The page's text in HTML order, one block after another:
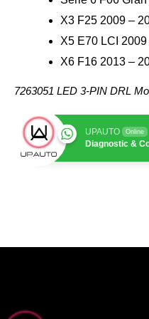
X3 F25 2009 –
X5 E70 LCI
X6 F16 2013 –
7263051 LED 3-PIN DRL
UPAUTO Online
Diagnostic &